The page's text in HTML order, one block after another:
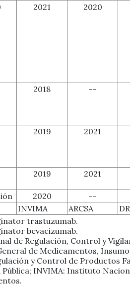
2021 2020
2018 --
2019 2021
2019 2021
2020
--
INVIMA ARCSA
trastuzumab.
bevacizumab.
de Regulación, Control y
de Medicamentos,
y Control de Productos
INVIMA: Instituto